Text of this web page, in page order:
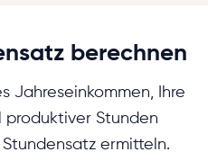
berechnen
Jahreseinkommen, Ihre
produktiver Stunden
ermitteln.